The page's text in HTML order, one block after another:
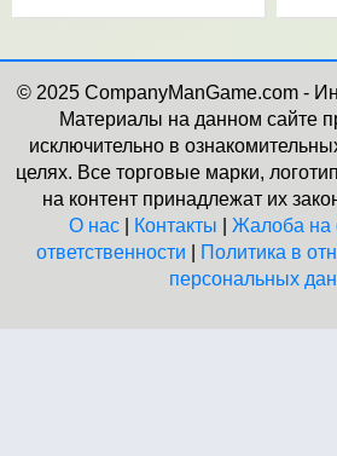
© 2025 CompanyManGame.com -
Материалы на данном сайте
исключительно в
целях. Все торговые марки,
на контент принадлежат их
О нас| Контакты Жалоба на
ответственности
Политика в
персональных